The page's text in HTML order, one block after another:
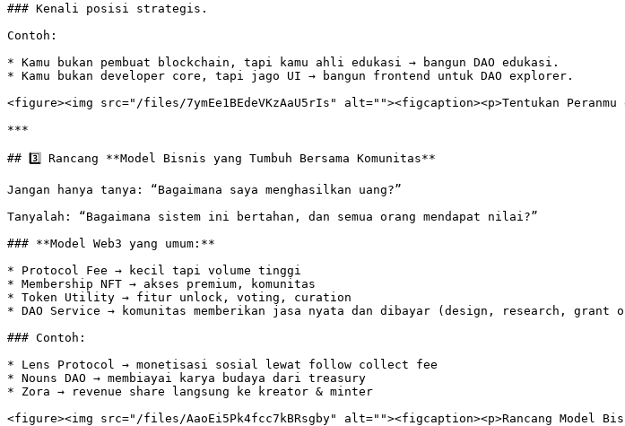
### Kenali posisi strategis.
Contoh:
* Kamu bukan pembuat blockchain, tapi kamu ahli edukasi → bangun DAO edukasi.
* Kamu bukan developer core, tapi jago UI → bangun frontend untuk DAO explorer.
<figure><img src="/files/7ymEe1BEdeVKzAaU5rIs" alt=""><figcaption><p>Tentukan
***
## 3️⃣ Rancang **Model Bisnis yang Tumbuh Bersama Komunitas**
Jangan hanya tanya: “Bagaimana saya menghasilkan uang?”
Tanyalah: “Bagaimana sistem ini bertahan, dan semua orang mendapat nilai?”
### **Model Web3 yang umum:**
* Protocol Fee → kecil tapi volume tinggi
* Membership NFT → akses premium, komunitas
* Token Utility → fitur unlock, voting, curation
* DAO Service → komunitas memberikan jasa nyata dan dibayar (design, research, grant
### Contoh:
* Lens Protocol → monetisasi sosial lewat follow collect fee
* Nouns DAO → membiayai karya budaya dari treasury
* Zora → revenue share langsung ke kreator & minter
<figure><img src="/files/AaoEi5Pk4fcc7kBRsgby" alt=""><figcaption><p>Rancang Model